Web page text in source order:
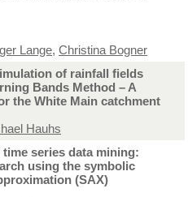
Lange, Christina Bogner
of rainfall fields
Bands Method – A
the White Main catchment
Hauhs
series data mining:
using the symbolic
(SAX)